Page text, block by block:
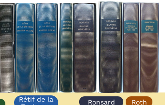
Rétif de la
Roth
Ronsard